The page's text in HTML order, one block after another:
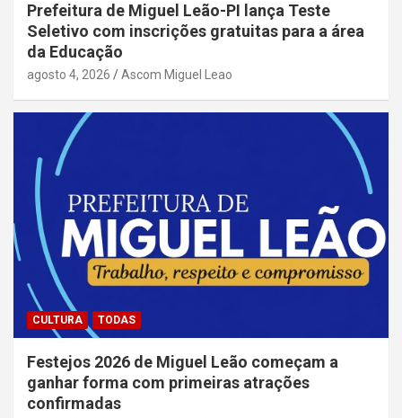
Prefeitura de Miguel Leão-PI lança Teste
Seletivo com inscrições gratuitas para a área
da Educação
agosto 4, 2026 Ascom Miguel Leao
CULTURA TODAS
Festejos 2026 de Miguel Leão começam a
ganhar forma com primeiras atrações
confirmadas